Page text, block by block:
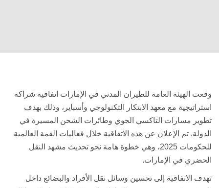
وقعت الهيئة العامة للطيران المدني في الإمارات اتفاقية شراكة
استراتيجية مع معهد الابتكار التكنولوجي وأسباير، وذلك بهدف
تطوير مسارات التاكسي الجوي وطائرات الشحن المسيرة في
الدولة. تم الإعلان عن هذه الاتفاقية خلال فعاليات القمة العالمية
للحكومات 2025، وهي خطوة هامة نحو تحديث مشهد النقل
الحضري في الإمارات.
تهدف الاتفاقية إلى تحسين وسائل نقل الأفراد والبضائع داخل